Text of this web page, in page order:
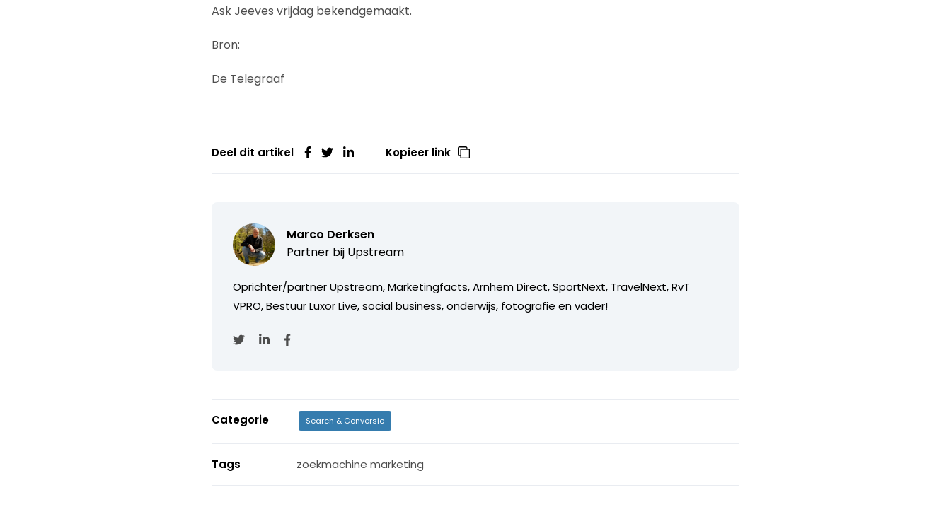
Ask Jeeves vrijdag bekendgemaakt.
Bron:
De Telegraaf
Deel dit artikel Kopieer link
Marco Derksen
Partner bij Upstream
Oprichter/partner Upstream, Marketingfacts, Arnhem Direct, SportNext, TravelNext, RvT
VPRO, Bestuur Luxor Live, social business, onderwijs, fotografie en vader!
Categorie Search & Conversie
Tags zoekmachine marketing